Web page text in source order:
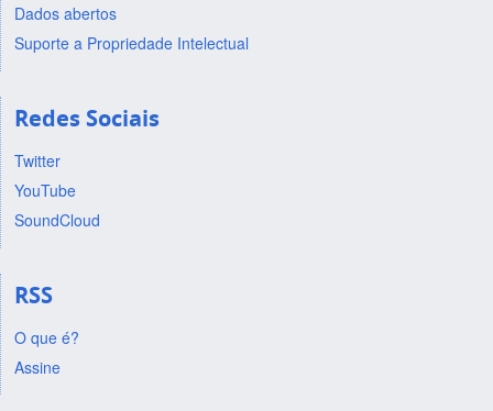
Dados abertos
Suporte a Propriedade Intelectual
Redes Sociais
Twitter
YouTube
SoundCloud
RSS
O que é?
Assine